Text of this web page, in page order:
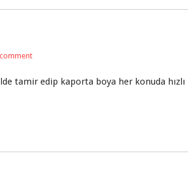
tamir edip kaporta boya her konuda